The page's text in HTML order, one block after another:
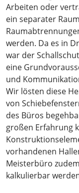
Arbeiten oder
ein separater
werden. Da es in
war der
eine
und
Wir lösten diese
von
des Büros
großen Erfahrung
vorhandenen
Meisterbüro
kalkulierbar